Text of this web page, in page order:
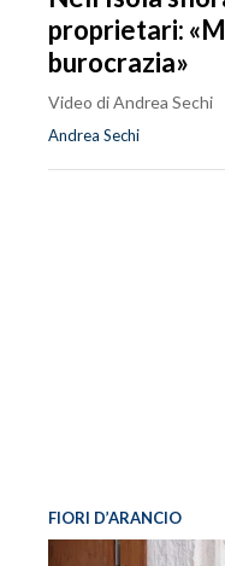
proprietari:
burocrazia»
Video di Andrea Sechi
Andrea Sechi
FIORI D’ARANCIO